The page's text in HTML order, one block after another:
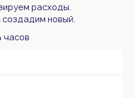
расходы.
новый.
часов